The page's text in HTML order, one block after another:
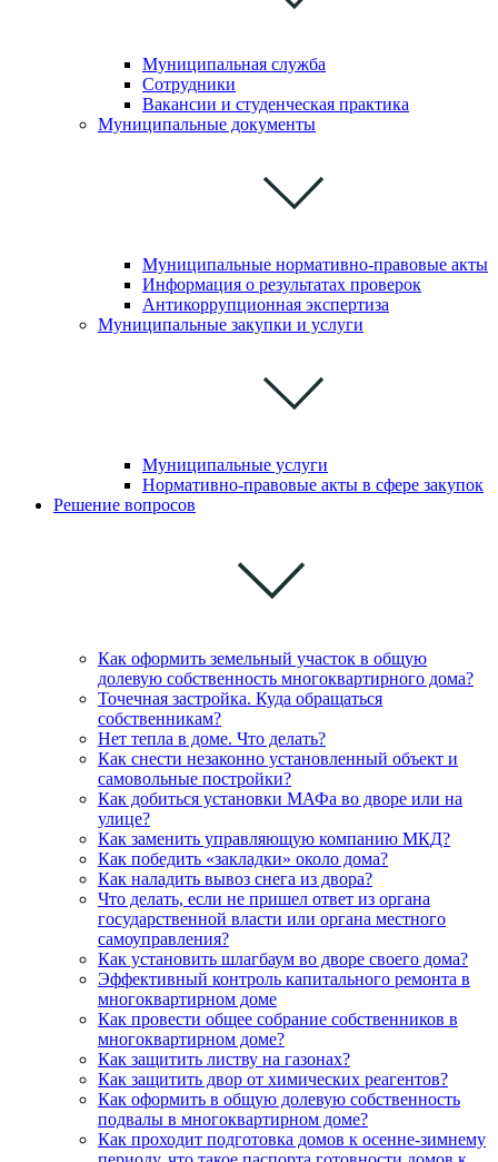
Муниципальная служба
Сотрудники
Вакансии и студенческая практика
Муниципальные документы
Муниципальные нормативно-правовые акты
Информация о результатах проверок
Антикоррупционная экспертиза
Муниципальные закупки и услуги
Муниципальные услуги
Нормативно-правовые акты в сфере закупок
Решение вопросов
Как оформить земельный участок в общую
долевую собственность многоквартирного дома?
Точечная застройка. Куда обращаться
собственникам?
Нет тепла в доме. Что делать?
Как снести незаконно установленный объект и
самовольные постройки?
Как добиться установки МАФа во дворе или на
улице?
Как заменить управляющую компанию МКД?
Как победить «закладки» около дома?
Как наладить вывоз снега из двора?
Что делать, если не пришел ответ из органа
государственной власти или органа местного
самоуправления?
Как установить шлагбаум во дворе своего дома?
Эффективный контроль капитального ремонта в
многоквартирном доме
Как провести общее собрание собственников в
многоквартирном доме?
Как защитить листву на газонах?
Как защитить двор от химических реагентов?
Как оформить в общую долевую собственность
подвалы в многоквартирном доме?
Как проходит подготовка домов к осенне-зимнему